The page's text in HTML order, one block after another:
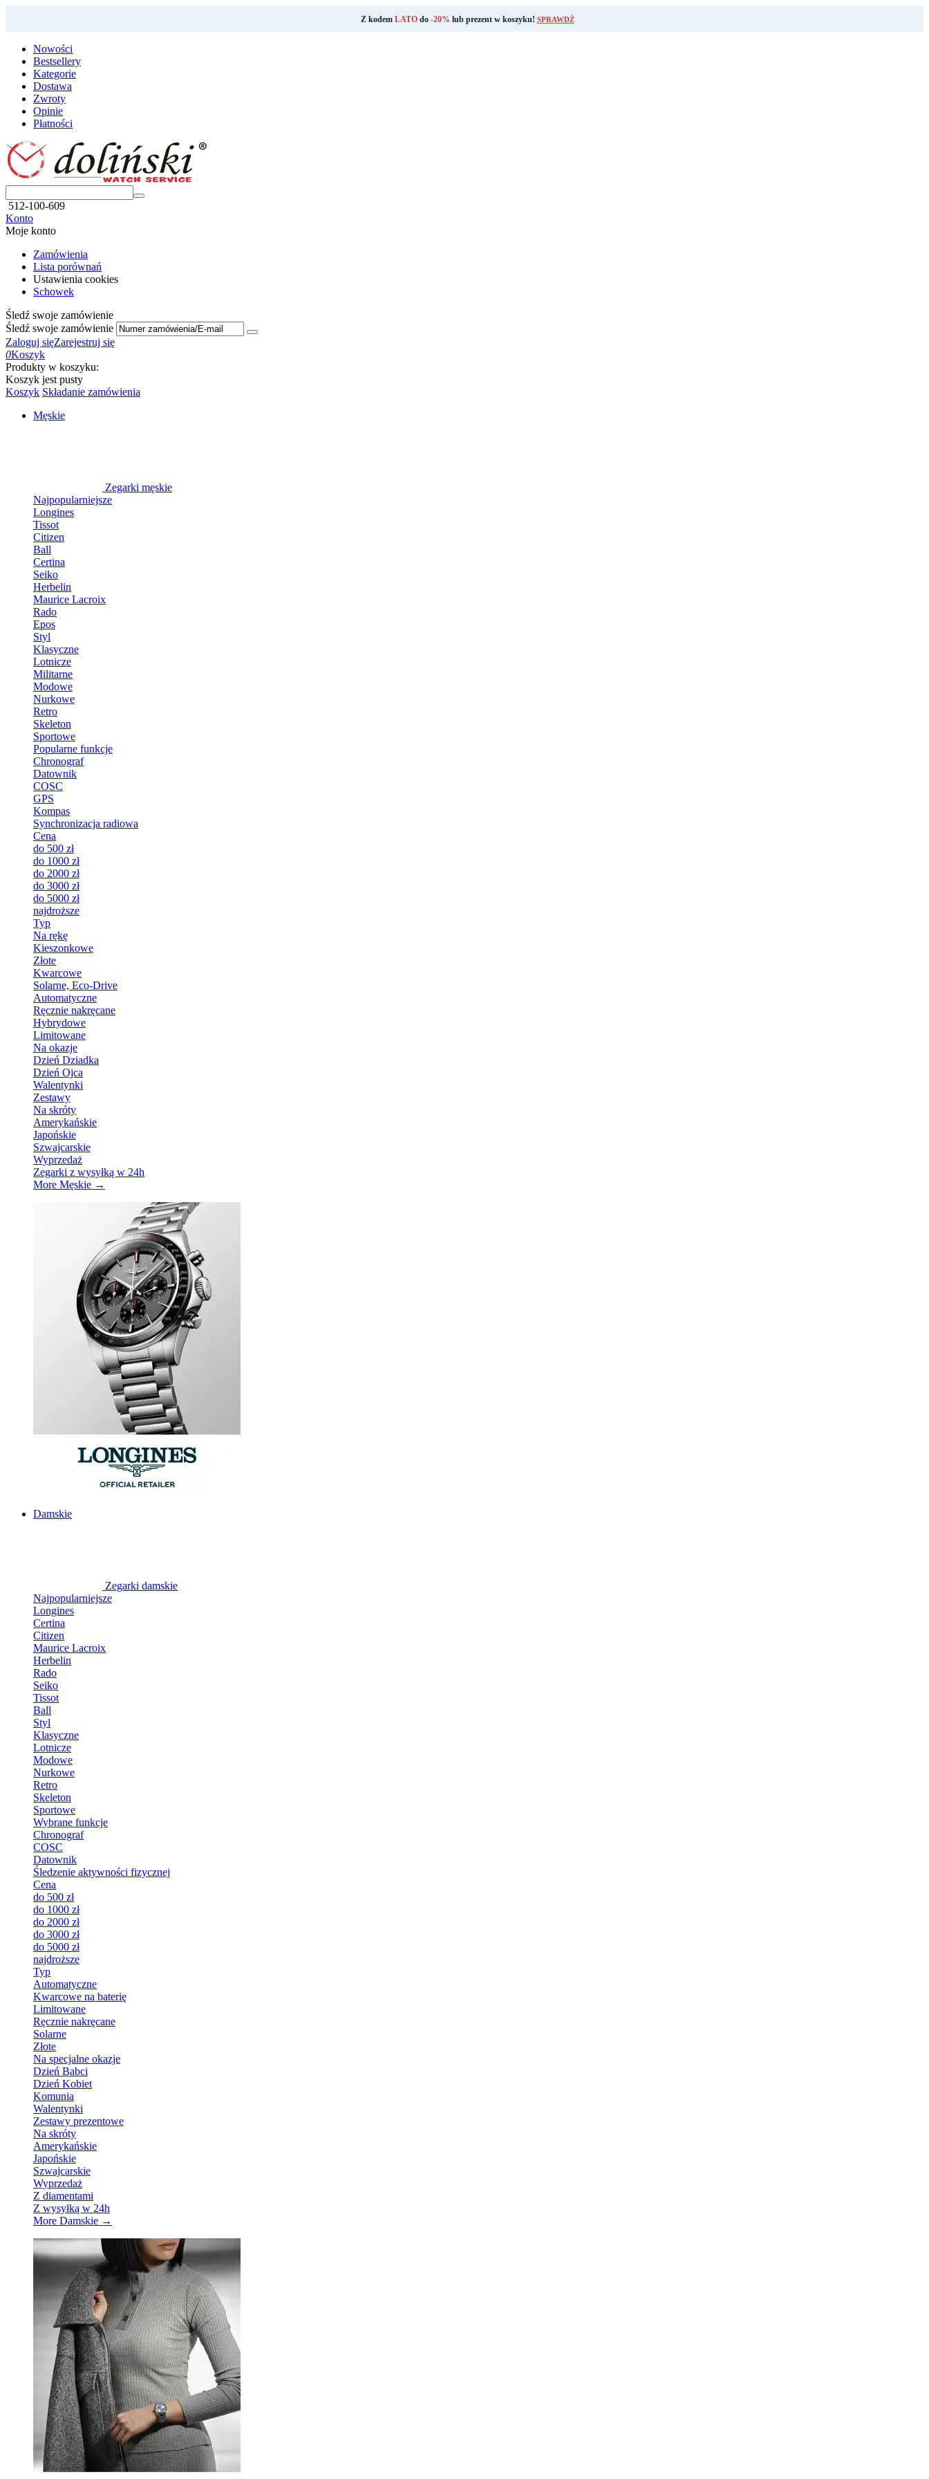
Z kodem LATOdo -20% lub prezent w koszyku! SPRAWDŹ
Nowości
Bestsellery
Kategorie
Dostawa
Zwroty
Opinie
Płatności
512-100-609
Konto
Moje konto
Zamówienia
Lista porównań
Ustawienia cookies
Schowek
Śledź swoje zamówienie
Śledź swoje zamówienie
Zaloguj sięZarejestruj się
0Koszyk
Produkty w koszyku:
Koszyk jest pusty
Koszyk Składanie zamówienia
Męskie
Zegarki męskie
Najpopularniejsze
Longines
Tissot
Citizen
Ball
Certina
Seiko
Herbelin
Maurice Lacroix
Rado
Epos
Styl
Klasyczne
Lotnicze
Militarne
Modowe
Nurkowe
Retro
Skeleton
Sportowe
Popularne funkcje
Chronograf
Datownik
COSC
GPS
Kompas
Synchronizacja radiowa
Cena
do 500 zł
do 1000 zł
do 2000 zł
do 3000 zł
do 5000 zł
najdroższe
Typ
Na rękę
Kieszonkowe
Złote
Kwarcowe
Solarne, Eco-Drive
Automatyczne
Ręcznie nakręcane
Hybrydowe
Limitowane
Na okazje
Dzień Dziadka
Dzień Ojca
Walentynki
Zestawy
Na skróty
Amerykańskie
Japońskie
Szwajcarskie
Wyprzedaż
Zegarki z wysyłką w 24h
More Męskie →
Damskie
Zegarki damskie
Najpopularniejsze
Longines
Certina
Citizen
Maurice Lacroix
Herbelin
Rado
Seiko
Tissot
Ball
Styl
Klasyczne
Lotnicze
Modowe
Nurkowe
Retro
Skeleton
Sportowe
Wybrane funkcje
Chronograf
COSC
Datownik
Śledzenie aktywności fizycznej
Cena
do 500 zł
do 1000 zł
do 2000 zł
do 3000 zł
do 5000 zł
najdroższe
Typ
Automatyczne
Kwarcowe na baterię
Limitowane
Ręcznie nakręcane
Solarne
Złote
Na specjalne okazje
Dzień Babci
Dzień Kobiet
Komunia
Walentynki
Zestawy prezentowe
Na skróty
Amerykańskie
Japońskie
Szwajcarskie
Wyprzedaż
Z diamentami
Z wysyłką w 24h
More Damskie →